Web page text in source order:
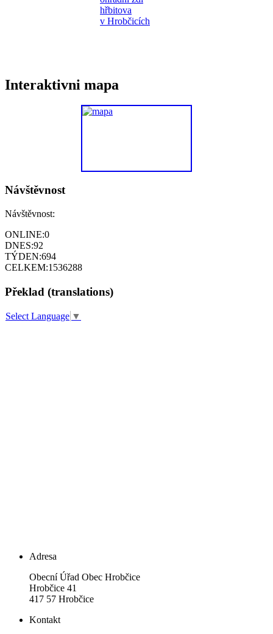
Interaktivni mapa
Návštěvnost
Návštěvnost:
ONLINE:0
DNES:92
TÝDEN:694
CELKEM:1536288
Překlad (translations)
Select Language ▼
Adresa
Obecní Úřad Obec Hrobčice
Hrobčice 41
417 57 Hrobčice
Kontakt